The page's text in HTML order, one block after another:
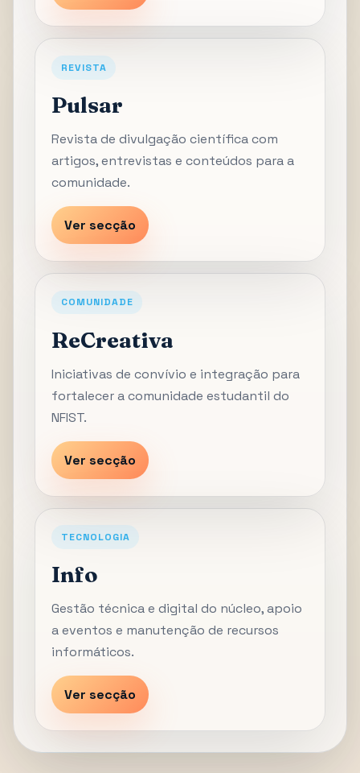
REVISTA
Pulsar
Revista de divulgação científica com
artigos, entrevistas e conteúdos para a
comunidade.
Ver secção
COMUNIDADE
ReCreativa
Iniciativas de convívio e integração para
fortalecer a comunidade estudantil do
NFIST.
Ver secção
TECNOLOGIA
Info
Gestão técnica e digital do núcleo, apoio
a eventos e manutenção de recursos
informáticos.
Ver secção